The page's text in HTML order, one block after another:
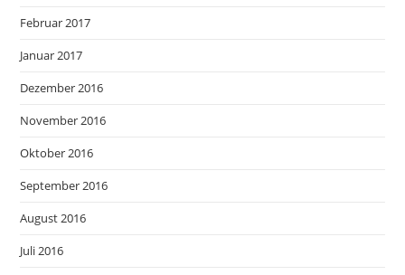
Februar 2017
Januar 2017
Dezember 2016
November 2016
Oktober 2016
September 2016
August 2016
Juli 2016